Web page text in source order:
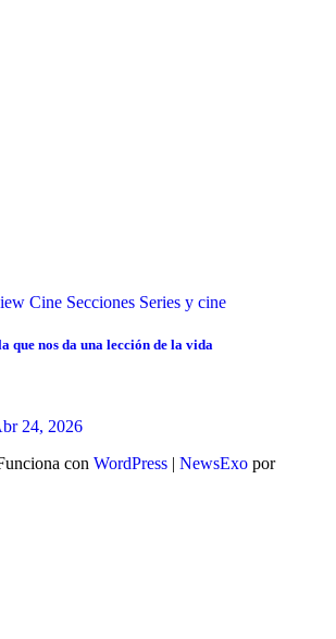
Cine Secciones Series y cine
que nos da una lección de la vida
24, 2026
con WordPress | NewsExo por